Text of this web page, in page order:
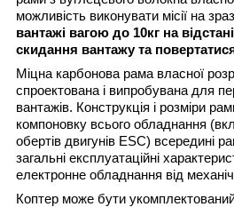
можливість виконувати місії на
вантажі вагою до 10кг на
скидання вантажу та
Міцна карбонова рама власної
спроектована і випробувана для
вантажів. Конструкція і розміри
компоновку всього обладнання
обертів двигунів ESC) всередині
загальні експлуатаційні
електронне обладнання від
Коптер може бути